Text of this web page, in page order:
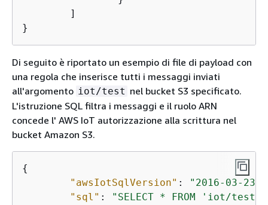
}
Di seguito è riportato un esempio di file di payload con
una regola che inserisce tutti i messaggi inviati
all'argomento iot/test nel bucket S3 specificato.
L'istruzione SQL filtra i messaggi e il ruolo ARN
concede l' AWS IoT autorizzazione alla scrittura nel
bucket Amazon S3.
{
"awsIotSqlVersion" : "2016-03-23"
"sql" : "SELECT * FROM 'iot/test'"